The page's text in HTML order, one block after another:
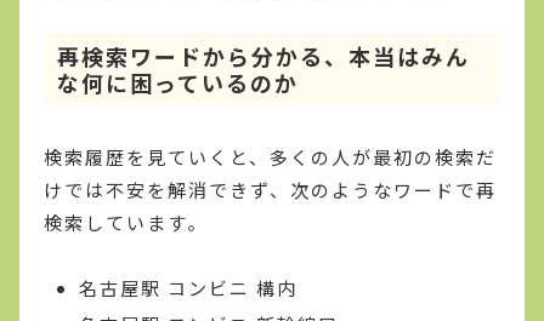
再検索ワードから分かる、本当はみん
な何に困っているのか
検索履歴を見ていくと、多くの人が最初の検索だ
けでは不安を解消できず、次のようなワードで再
検索しています。
名古屋駅 コンビニ 構内